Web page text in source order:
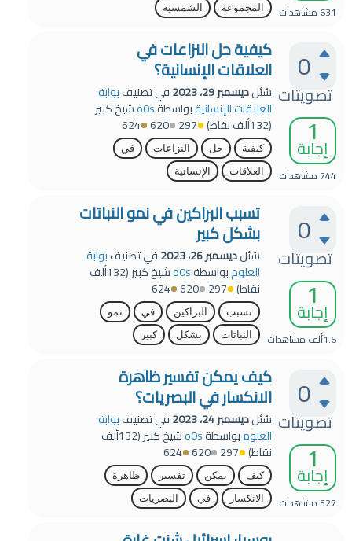
631 مشاهدات
المجموعة
الشمسية
0
تصويتات
1
إجابة
744 مشاهدات
كيفية حل النزاعات في
العلاقات الإنسانية؟
سُئلديسمبر 29، 2023 في تصنيفبوابة
العلاقات الإنسانيةبواسطةo0sشيخ كبير
(132ألف نقاط) 297
620
624
كيفية حل النزاعات
في
العلاقات
الإنسانية
0
تصويتات
1
إجابة
1.6ألف مشاهدات
تسبب البراكين في نمو النباتات
بشكل كبير
سُئلديسمبر 26، 2023 في تصنيفبوابة
العلومبواسطةo0sشيخ كبير(132ألف
نقاط) 297
620
624
تسبب البراكين في
نمو
النباتات
بشكل كبير
0
تصويتات
1
إجابة
527مشاهدات
كيف يمكن تفسير ظاهرة
الانكسار في البصريات؟
سُئلديسمبر 24، 2023 في تصنيفبوابة
العلومبواسطةo0sشيخ كبير(132ألف
نقاط) 297
620
624
كيف يمكن تفسير
ظاهرة
الانكسار
في البصريات